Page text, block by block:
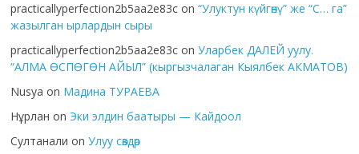
practicallyperfection2b5aa2e83c on“Улуктун күйгөнү” же “С… га”
жазылган ырлардын сыры
practicallyperfection2b5aa2e83c onУларбек ДАЛЕЙ уулу.
“АЛМА ӨСПӨГӨН АЙЫЛ” (кыргызчалаган Кыялбек АКМАТОВ)
Nusya on Мадина ТУРАЕВА
Нұрлан on Эки элдин баатыры — Кайдоол
Султанали onУлуу сөздөр